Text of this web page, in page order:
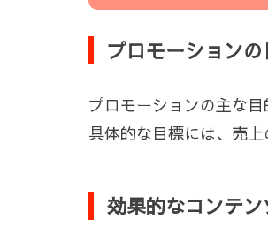
プロモーション
プロモーションの主な
具体的な目標には、売
効果的なコンテ